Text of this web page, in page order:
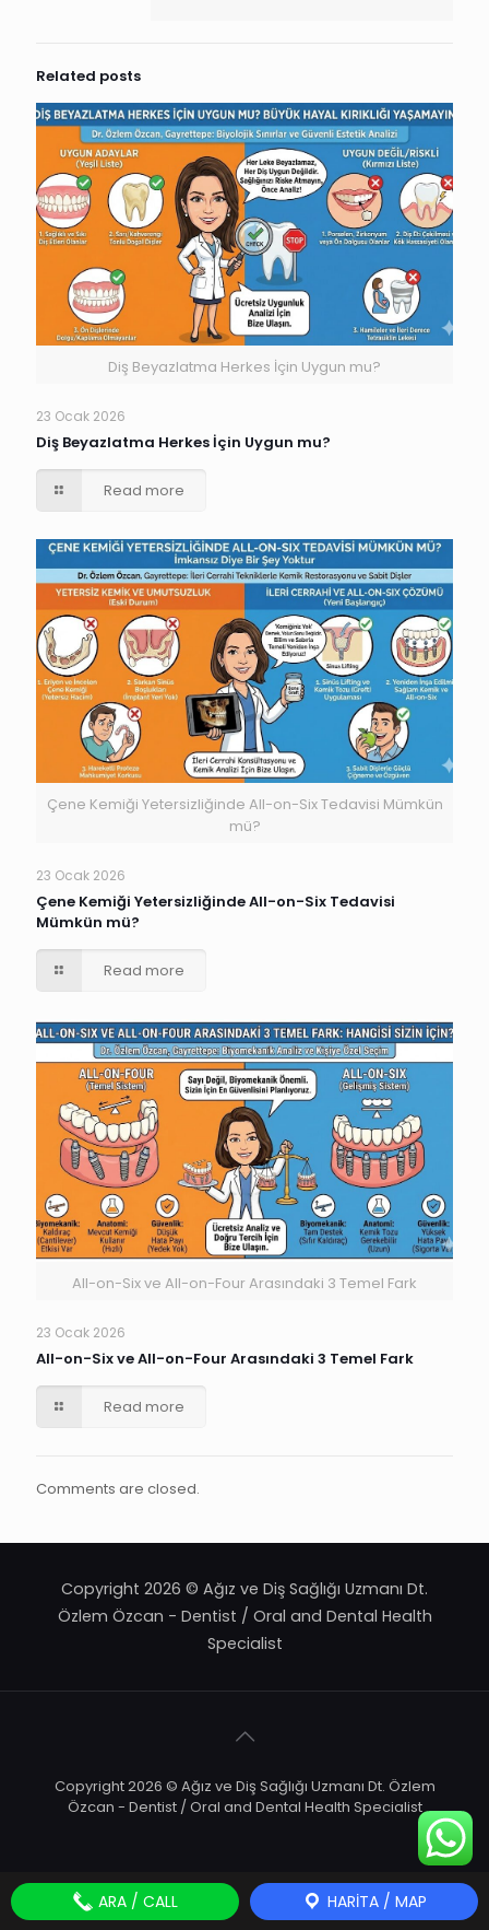
Related posts
Diş Beyazlatma Herkes İçin Uygun mu?
23 Ocak 2026
Diş Beyazlatma Herkes İçin Uygun mu?
Read more
Çene Kemiği Yetersizliğinde All-on-Six Tedavisi Mümkün
mü?
23 Ocak 2026
Çene Kemiği Yetersizliğinde All-on-Six Tedavisi
Mümkün mü?
Read more
All-on-Six ve All-on-Four Arasındaki 3 Temel Fark
23 Ocak 2026
All-on-Six ve All-on-Four Arasındaki 3 Temel Fark
Read more
Comments are closed.
Copyright 2026 © Ağız ve Diş Sağlığı Uzmanı Dt.
Özlem Özcan - Dentist / Oral and Dental Health
Specialist
Copyright 2026 © Ağız ve Diş Sağlığı Uzmanı Dt. Özlem
Özcan - Dentist / Oral and Dental Health Specialist
ARA / CALL HARITA / MAP